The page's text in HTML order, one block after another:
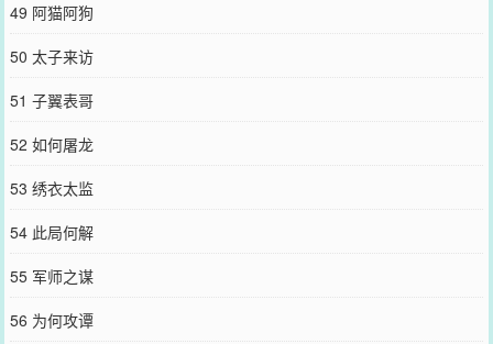
49 阿猫阿狗
50 太子来访
51 子翼表哥
52 如何屠龙
53 绣衣太监
54 此局何解
55 军师之谋
56 为何攻谭